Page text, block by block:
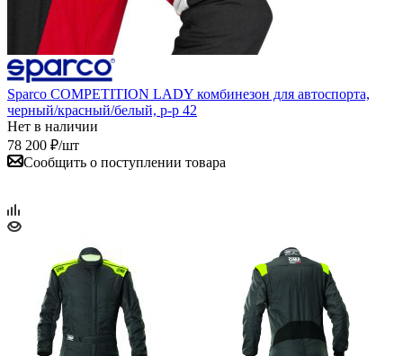
Sparco COMPETITION LADY комбинезон для автоспорта,
черный/красный/белый, р-р 42
Нет в наличии
78 200 ₽/шт
Сообщить о поступлении товара